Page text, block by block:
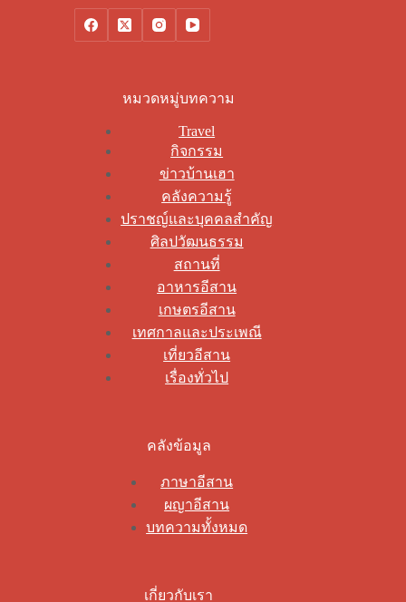
หมวดหมู่บทความ
Travel
กิจกรรม
ข่าวบ้านเฮา
คลังความรู้
ปราชญ์และบุคคลสำคัญ
ศิลปวัฒนธรรม
สถานที่
อาหารอีสาน
เกษตรอีสาน
เทศกาลและประเพณี
เที่ยวอีสาน
เรื่องทั่วไป
คลังข้อมูล
ภาษาอีสาน
ผญาอีสาน
บทความทั้งหมด
เกี่ยวกับเรา